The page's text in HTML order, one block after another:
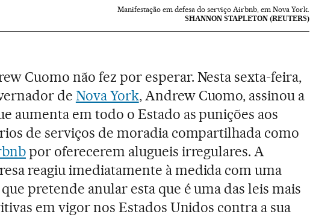
Manifestação em defesa do serviço Airbnb, em Nova York.
SHANNON STAPLETON (REUTERS)
Cuomo não fez por esperar. Nesta sexta-feira,
de Nova York, Andrew Cuomo, assinou a
aumenta em todo o Estado as punições aos
de serviços de moradia compartilhada como
por oferecerem alugueis irregulares. A
reagiu imediatamente à medida com uma
que pretende anular esta que é uma das leis mais
em vigor nos Estados Unidos contra a sua